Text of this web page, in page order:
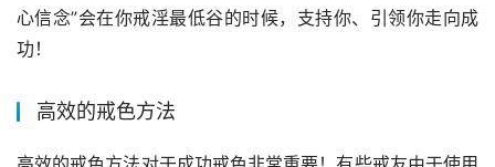
心信念”会在你戒淫最低谷的时候，支持你、引领你走向成
功！
高效的戒色方法